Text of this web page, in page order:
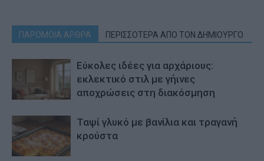
ΠΑΡΟΜΟΙΑ ΑΡΘΡΑ ΠΕΡΙΣΣΟΤΕΡΑ ΑΠΟ ΤΟΝ ΔΗΜΙΟΥΡΓΟ
Εύκολες ιδέες για αρχάριους:
εκλεκτικό στιλ με γήινες
αποχρώσεις στη διακόσμηση
Ταψί γλυκό με βανίλια και τραγανή
κρούστα